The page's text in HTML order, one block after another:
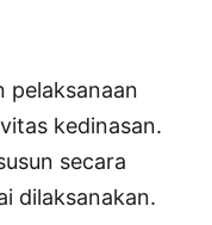
pelaksanaan
kedinasan.
secara
dilaksanakan.